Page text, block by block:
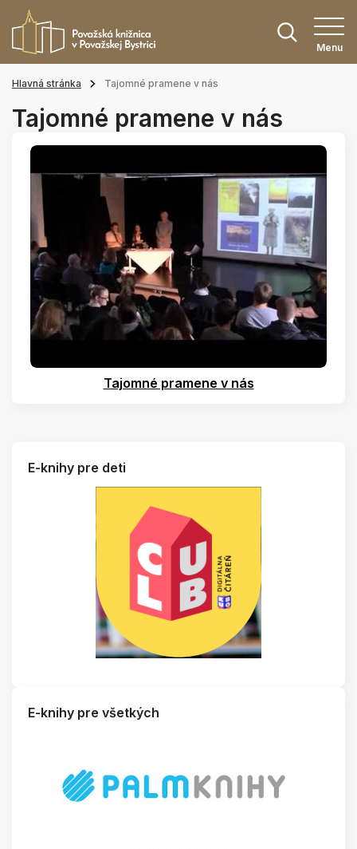
Menu
Hlavná stránka Tajomné pramene v nás
Tajomné pramene v nás
Tajomné pramene v nás
E-knihy pre deti
E-knihy pre všetkých